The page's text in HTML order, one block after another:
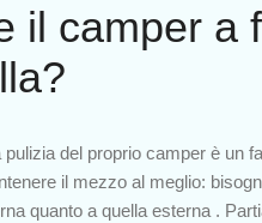
il camper a
pulizia del proprio camper è un
il mezzo al meglio:
quanto a quella esterna .